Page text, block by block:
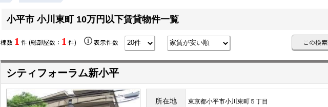
小平市 小川東町 10万円以下賃貸物件一覧
棟数 1 件 (総部屋数： 1 件) 表示件数 この検
シティフォーラム新小平
所在地 東京都小平市小川東町５丁目